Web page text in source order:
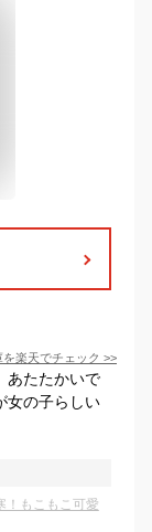
を楽天でチェック >>
あたたかいで
女の子らしい
！もこもこ可愛